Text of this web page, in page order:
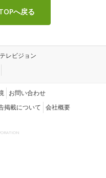
へ戻る
レビジョン
お問い合わせ
掲載について 会社概要